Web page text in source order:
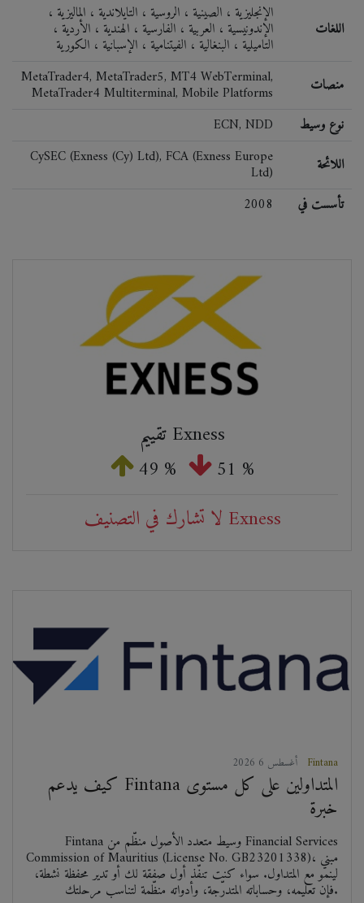
الإنجليزية ، الصينية ، الروسية ، التايلاندية ، الماليزية ،
الإندونيسية ، العربية ، الفارسية ، الهندية ، الأردية ،
التاميلية ، البنغالية ، الفيتنامية ، الإسبانية ، الكورية
اللغات
MetaTrader4, MetaTrader5, MT4 WebTerminal,
MetaTrader4 Multiterminal, Mobile Platforms
منصات
ECN, NDD
نوع وسيط
CySEC (Exness (Cy) Ltd), FCA (Exness Europe
Ltd)
اللائحة
2008
تأسست في
تقييم Exness
49 % 51 %
لا تشارك في التصنيف Exness
Fintana
كيف يدعم Fintana المتداولين على كل مستوى
خبرة
Fintana وسيط متعدد الأصول منظّم من Financial Services
Commission of Mauritius (License No. GB23201338)، مبني
لينمو مع المتداول. سواء كنت تنفّذ أول صفقة لك أو تدير محفظة نشطة،
فإن تعليمه، وحساباته المتدرّجة، وأدواته منظّمة لتناسب مرحلتك.